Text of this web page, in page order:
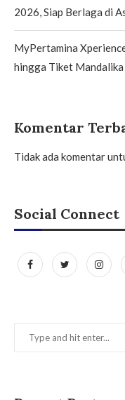
2026, Siap Berlaga di
MyPertamina
hingga Tiket Mandalika
Komentar
Tidak ada komentar
Social Connect